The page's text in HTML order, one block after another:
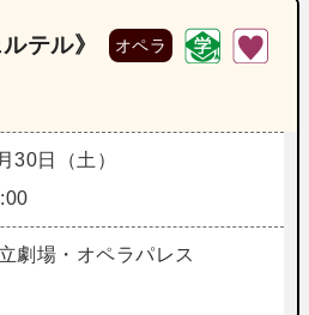
テル》 オペラ
30日（土）
劇場・オペラパレス